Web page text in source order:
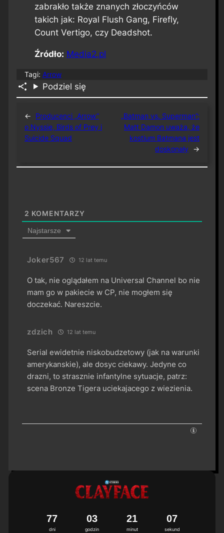
zabrakło także znanych złoczyńców
takich jak: Royal Flush Gang, Firefly,
Count Vertigo, czy Deadshot.
Źródło: Media2.pl
Tagi: Arrow
Podziel się
←
Producenci „Arrow”
o Nyssie, Birds of Prey i
Suicide Squad
„Batman vs. Superman”:
Matt Damon uważa, że
kostium Batmana jest
doskonały
→
2 KOMENTARZY
Najstarsze
Joker567 12 lat temu
O tak, nie oglądałem na Universal Channel bo nie
mam go w pakiecie w CP, nie mogłem się
doczekać. Nareszcie.
zdzich 12 lat temu
Serial ewidetnie niskobudzetowy (jak na warunki
amerykanskie), ale dosyc ciekawy. Jedyne co
drazni, to strasznie infantylne sytuacje, patrz:
scena Bronze Tigera uciekajacego z wiezienia.
dni
77
godzin
03
minut
21
sekund
06
7